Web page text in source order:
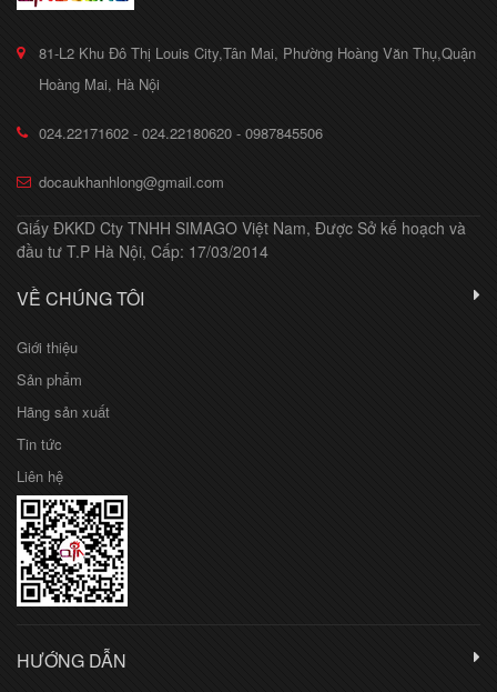
81-L2 Khu Đô Thị Louis City,Tân Mai, Phường Hoàng Văn Thụ,Quận
Hoàng Mai, Hà Nội
024.22171602 - 024.22180620 - 0987845506
docaukhanhlong@gmail.com
Giấy ĐKKD Cty TNHH SIMAGO Việt Nam, Được Sở kế hoạch và
đầu tư T.P Hà Nội, Cấp: 17/03/2014
VỀ CHÚNG TÔI
Giới thiệu
Sản phẩm
Hãng sản xuất
Tin tức
Liên hệ
HƯỚNG DẪN